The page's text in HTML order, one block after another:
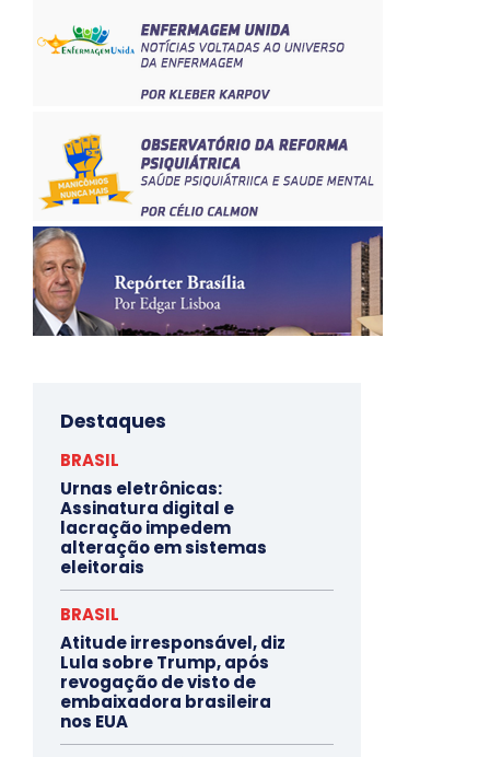
Destaques
BRASIL
Urnas eletrônicas:
Assinatura digital e
lacração impedem
alteração em sistemas
eleitorais
BRASIL
Atitude irresponsável, diz
Lula sobre Trump, após
revogação de visto de
embaixadora brasileira
nos EUA